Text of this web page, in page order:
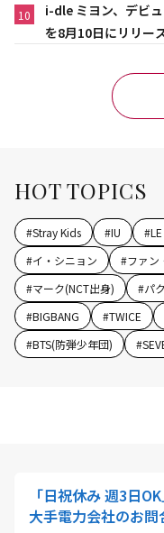
10
i-dle ミヨン、デビュ
を8月10日にリリー
HOT TOPICS
#Stray Kids #IU #
#イ・シニョン #ファン
#マーク(NCT出身) #パ
#BIGBANG #TWICE
#BTS(防弾少年団) #
「日祝休み 週3日
大手電力会社のお